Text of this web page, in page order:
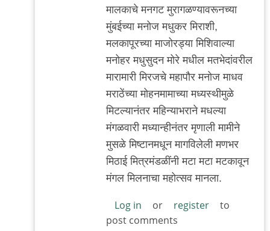
आणखी
by
त्यागमूर्ती
मालकाचे मनगट मुरागळण्यावरूनच्या
मुंबईच्या मनोज मधुकर मिराशी,
मलकापूरच्या माजोरड्या मिशिवाल्या
मनोहर मधुसुदन मोरे मधील मतभेदांवरील
मारामारी मिरजचे महापौर मनोज माधव
मराठेंच्या मोहनमामाच्या मध्यस्थीमुळे
मिटल्यानंतर महिन्याभराने मधल्या
मंगळवारी मध्यान्हीनंतर मृणाली मामीने
मुसळे मिष्टानमधून मागविलेली मणभर
मिठाई मित्रमंडळींनी मटा मटा मटकावून
मंगल मिलनाचा महोत्सव मानला.
Log in or register
to
post comments